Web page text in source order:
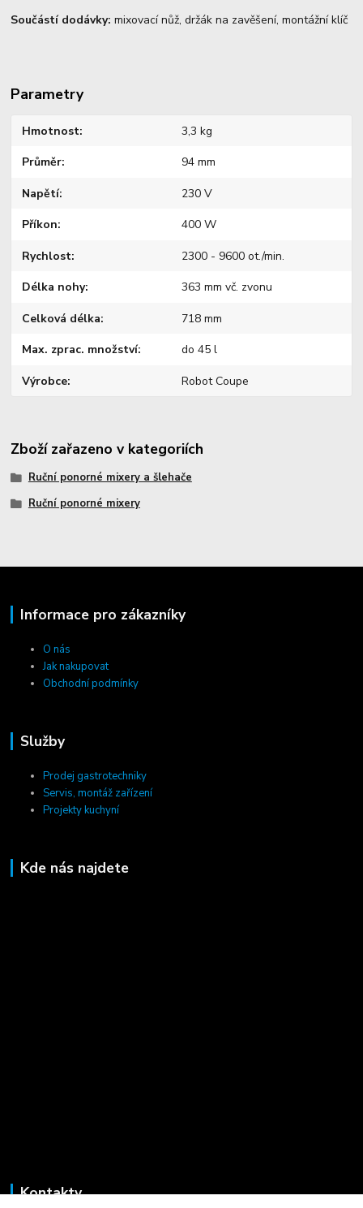
Součástí dodávky:mixovací nůž, držák na zavěšení, montážní klíč
Parametry
Hmotnost 3,3 kg
Průměr 94 mm
Napětí 230 V
Příkon 400 W
Rychlost 2300 - 9600 ot./min.
Délka nohy 363 mm vč. zvonu
Celková délka 718 mm
Max. zprac. množství do 45 l
Výrobce Robot Coupe
Zboží zařazeno v kategoriích
Ruční ponorné mixery a šlehače
Ruční ponorné mixery
Informace pro zákazníky
O nás
Jak nakupovat
Obchodní podmínky
Služby
Prodej gastrotechniky
Servis, montáž zařízení
Projekty kuchyní
Kde nás najdete
Kontakty